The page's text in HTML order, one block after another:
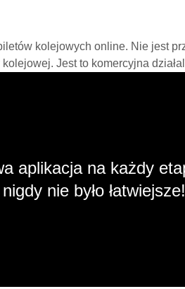
kolejowych online. Nie jest
Jest to komercyjna
aplikacja na każdy
nie było łatwiejsze!